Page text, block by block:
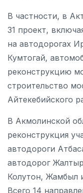
В частности, в
31 проект,
на автодорогах
Кумтогай,
реконструкцию
строительство
Айтекебийского
В Акмолинской
реконструкция
автодороги
автодорог
Колутон, Жамбыл
Всего 14